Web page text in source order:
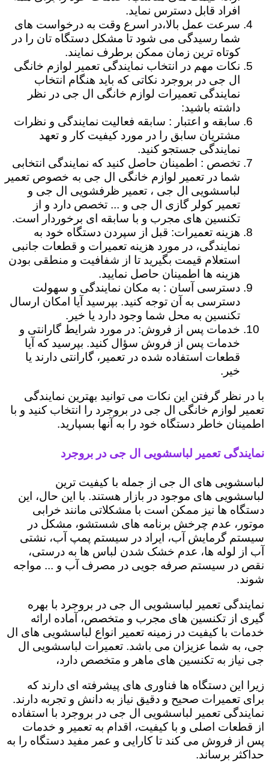
افراد قابل دسترس نماید.
سرعت عمل بالا،در اسرع وقت به درخواست های
شما رسیدگی می شود تا مشکل دستگاه تان را در
کوتاه ترین زمان ممکن برطرف نمایند.
نکات مهم در انتخاب نمایندگی تعمیر لوازم خانگی
ال جی در بروجرد نکاتی که باید هنگام انتخاب
نمایندگی تعمیرات لوازم خانگی ال جی در نظر
داشته باشید:
سابقه و اعتبار : سابقه فعالیت نمایندگی و نظرات
مشتریان سابق را در مورد کیفیت کار و تعهد
نمایندگی جستجو کنید.
تخصص : اطمینان حاصل کنید که نمایندگی انتخابی
شما در تعمیر لوازم خانگی ال جی به خصوص تعمیر
لباسشویی ال جی ، تعمیر ظرفشویی ال جی و
تعمیر کولر گازی ال جی و ... تخصص دارد و از
تکنسین های مجرب و با سابقه ای برخوردار است.
هزینه تعمیرات: قبل از سپردن دستگاه خود به
نمایندگی، در مورد هزینه تعمیرات و قطعات جانبی
استعلام قیمت بگیرید تا از شفافیت و منطقی بودن
هزینه ها اطمینان حاصل نمایید.
دسترسی آسان : به مکان نمایندگی و سهولت
دسترسی به آن توجه کنید. بپرسید آیا امکان ارسال
تکنسین به محل شما وجود دارد یا خیر.
خدمات پس از فروش: در مورد شرایط گارانتی و
خدمات پس از فروش سؤال کنید. بپرسید که آیا
قطعات استفاده شده در تعمیر، گارانتی دارند یا
خیر.
با در نظر گرفتن این نکات می توانید بهترین نمایندگی
تعمیر لوازم خانگی ال جی در بروجرد را انتخاب کنید و با
اطمینان خاطر دستگاه خود را به آنها بسپارید.
نمایندگی تعمیر لباسشویی ال جی در بروجرد
لباسشویی های ال جی از جمله با کیفیت ترین
لباسشویی های موجود در بازار هستند. با این حال، این
دستگاه ها نیز ممکن است با مشکلاتی مانند خرابی
موتور، عدم چرخش برنامه های شستشو، مشکل در
سیستم گرمایش آب، ایراد در سیستم پمپ آب، نشتی
آب از لوله ها، عدم خشک شدن لباس ها به درستی،
نقص در سیستم صرفه جویی در مصرف آب و ... مواجه
شوند.
نمایندگی تعمیر لباسشویی ال جی در بروجرد با بهره
گیری از تکنسین های مجرب و متخصص، آماده ارائه
خدمات با کیفیت در زمینه تعمیر انواع لباسشویی های ال
جی، به شما عزیزان می باشد. تعمیرات لباسشویی ال
جی نیاز به تکنسین های ماهر و متخصص دارد،
زیرا این دستگاه ها فناوری های پیشرفته ای دارند که
برای تعمیرات صحیح و دقیق نیاز به دانش و تجربه دارند.
نمایندگی تعمیر لباسشویی ال جی در بروجرد با استفاده
از قطعات اصلی و با کیفیت، اقدام به تعمیر و خدمات
پس از فروش می کند تا کارایی و عمر مفید دستگاه را به
حداکثر برساند.